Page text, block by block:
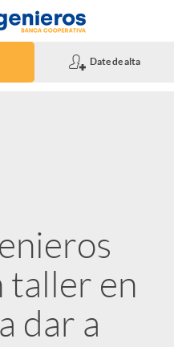
Date de alta
taller en
dar a